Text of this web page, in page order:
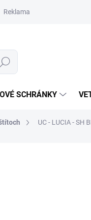
Reklamačné podmienky
SCHRÁNKY
UC - LUCIA - SH